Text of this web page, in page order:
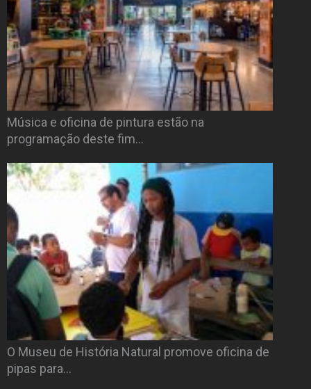
Música e oficina de pintura estão na
programação deste fim…
O Museu de História Natural promove oficina de
pipas para…